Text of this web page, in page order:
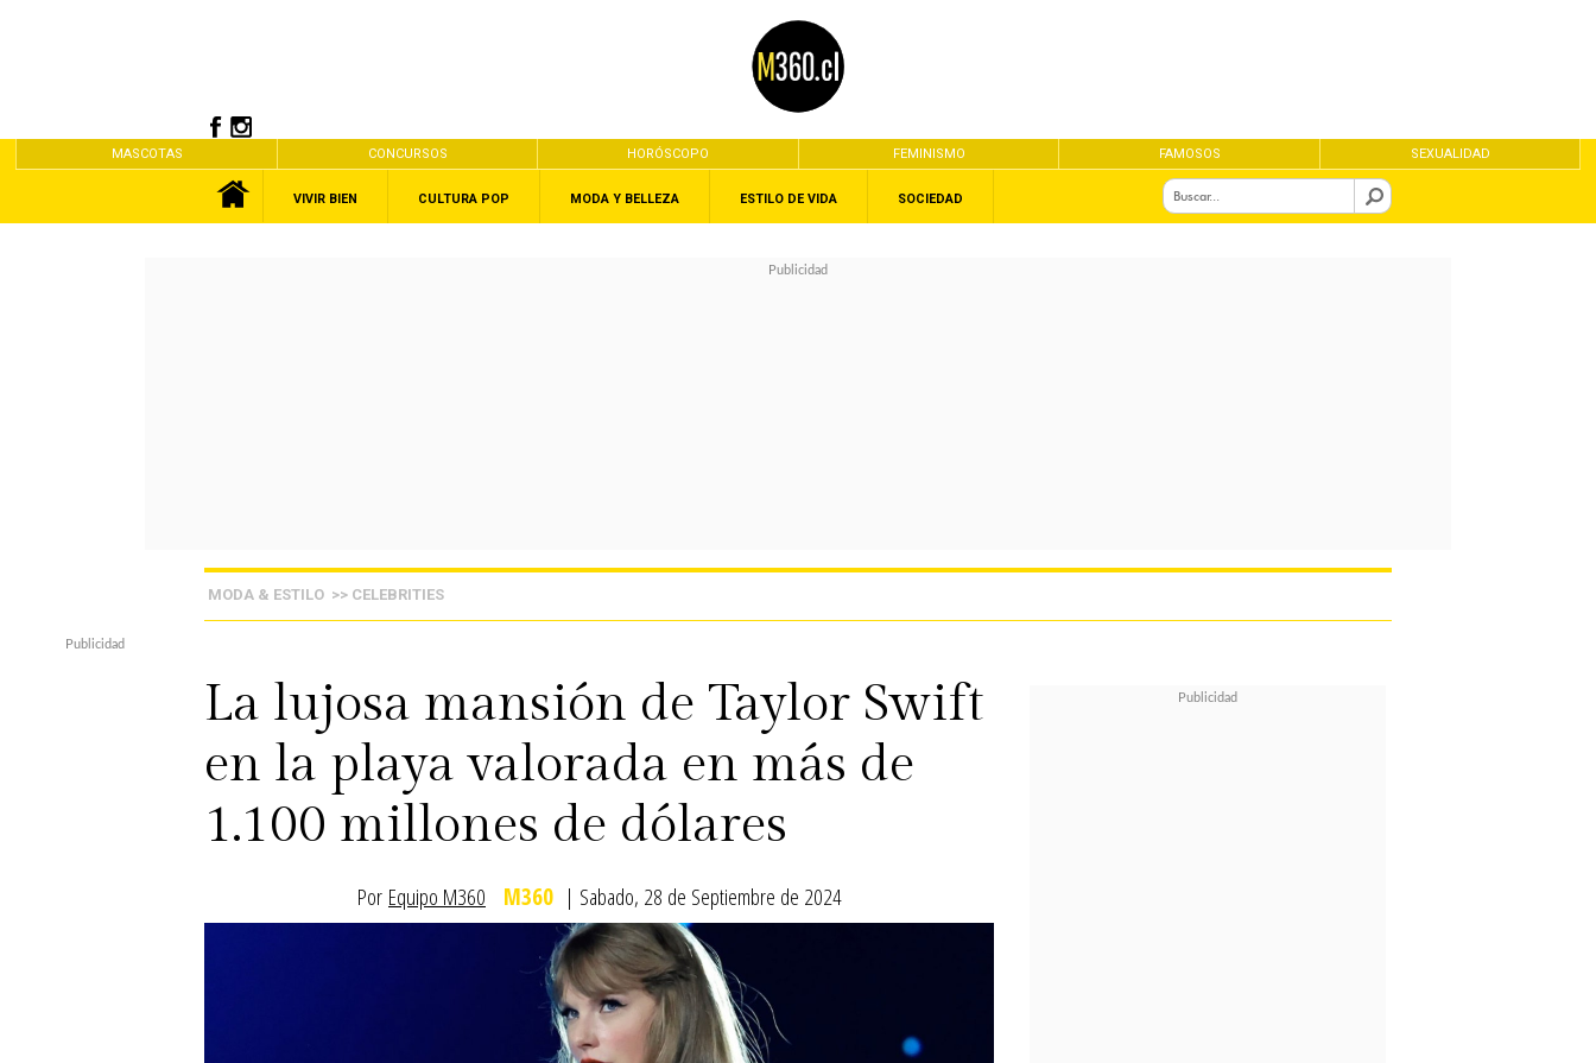
MASCOTAS CONCURSOS HORÓSCOPO FEMINISMO FAMOSOS SEXUALIDAD
VIVIR BIEN CULTURA POP MODA Y BELLEZA ESTILO DE VIDA SOCIEDAD
MODA & ESTILO >> CELEBRITIES
La lujosa mansión de Taylor Swift
en la playa valorada en más de
1.100 millones de dólares
Por Equipo M360 M360 | Sabado, 28 de Septiembre de 2024